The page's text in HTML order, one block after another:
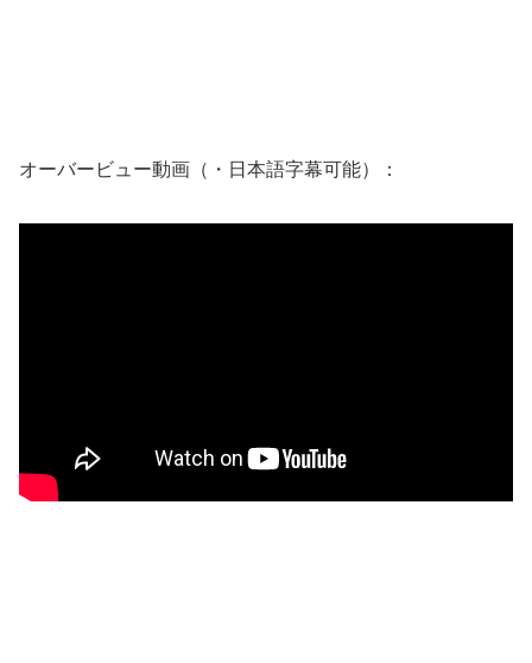
オーバービュー動画（・日本語字幕可能）：